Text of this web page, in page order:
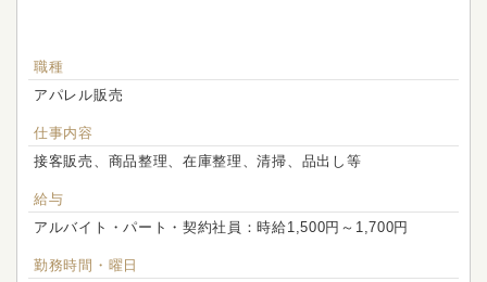
職種
アパレル販売
仕事内容
接客販売、商品整理、在庫整理、清掃、品出し等
給与
アルバイト・パート・契約社員：時給1,500円～1,700円
勤務時間・曜日